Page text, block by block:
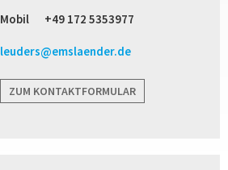
Mobil +49 172 5353977
leuders@emslaender.de
ZUM KONTAKTFORMULAR